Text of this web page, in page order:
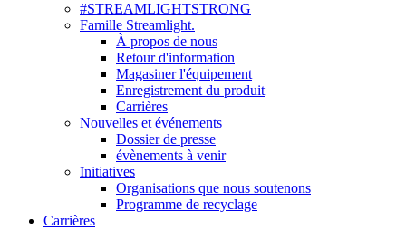
#STREAMLIGHTSTRONG
Famille Streamlight.
À propos de nous
Retour d'information
Magasiner l'équipement
Enregistrement du produit
Carrières
Nouvelles et événements
Dossier de presse
évènements à venir
Initiatives
Organisations que nous soutenons
Programme de recyclage
Carrières